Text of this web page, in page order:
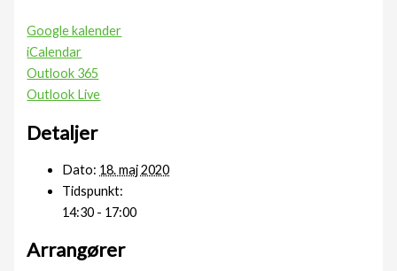
Google kalender
iCalendar
Outlook 365
Outlook Live
Detaljer
Dato: 18. maj 2020
Tidspunkt:
14:30 - 17:00
Arrangører